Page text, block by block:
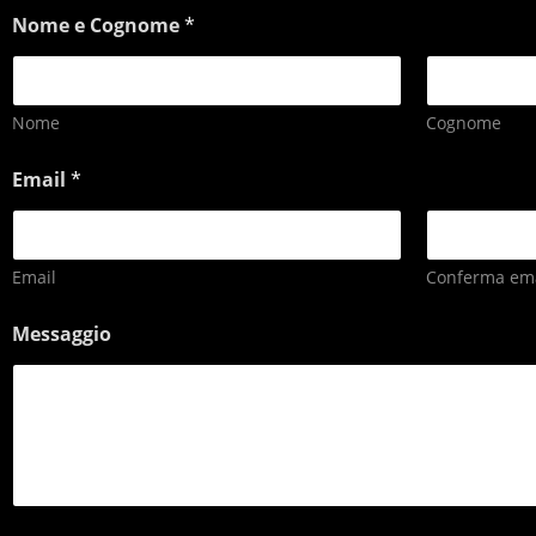
Nome e Cognome*
Nome Cognome
Email *
Email Conferma
Messaggio